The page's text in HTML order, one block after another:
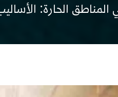
الحارة: الأساليب